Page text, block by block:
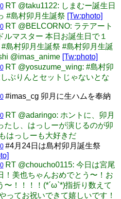
RT @taku1122: しまむー誕生日
#島村卯月生誕祭 [Tw:photo]
RT @BELCORNO: ラテアート
ルマスター 本日お誕生日で１
島村卯月生誕祭 #島村卯月生誕
@imas_anime [Tw:photo]
RT @yosuzume_wing: #島村卯
ぶりんとセットじゃないとな
#imas_cg 卯月に生ハムを奉納
RT @adaringo: ホントに、卯月
たし、はっしーが演じるのが卯
はっしーも大好きだ
#4月24日は島村卯月誕生祭
RT @choucho0115: 今日は宮尾
！美也ちゃんおめでとう〜！お
〜！！！！(*´ω`*)指折り数えて
ってお祝いできて嬉しいです！